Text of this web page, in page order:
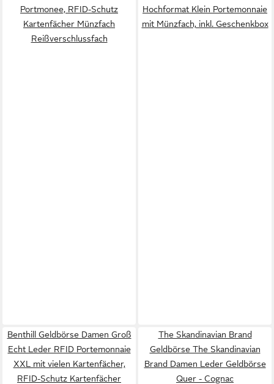
Portmonee, RFID-Schutz
Kartenfächer Münzfach
Reißverschlussfach
Hochformat Klein Portemonnaie
mit Münzfach, inkl. Geschenkbox
Benthill Geldbörse Damen Groß
Echt Leder RFID Portemonnaie
XXL mit vielen Kartenfächer,
RFID-Schutz Kartenfächer
The Skandinavian Brand
Geldbörse The Skandinavian
Brand Damen Leder Geldbörse
Quer - Cognac